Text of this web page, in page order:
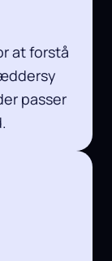
at forstå
passer